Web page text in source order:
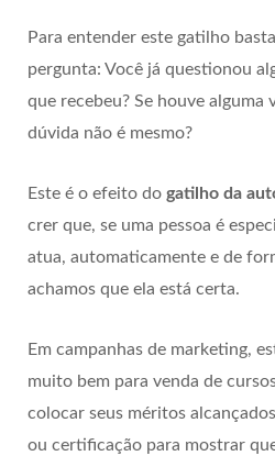
Para entender este gatilho
pergunta: Você já questionou
que recebeu? Se houve alguma
dúvida não é mesmo?
Este é o efeito do gatilho da
crer que, se uma pessoa é
atua, automaticamente e de
achamos que ela está certa.
Em campanhas de marketing,
muito bem para venda de
colocar seus méritos
ou certificação para mostrar